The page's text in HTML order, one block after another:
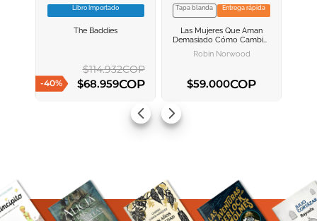
VER INFORMACION
Libro Importado
The Baddies
-40%
$114.932COP
$68.959COP
VER INFORMACION
AGREGAR AL
Tapa blanda Entrega rápida
Las Mujeres Que Aman
Demasiado Cómo Cambiar
Nuestra Manera De Amar Y
Así Dejar De Sufrir
Robin Norwood
$59.000COP